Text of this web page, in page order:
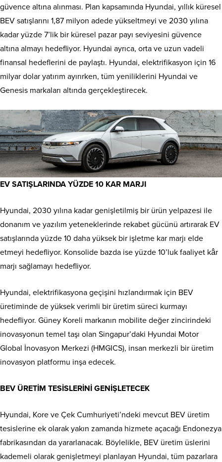
güvence altına alınması. Plan kapsamında Hyundai, yıllık küresel
BEV satışlarını 1,87 milyon adede yükseltmeyi ve 2030 yılına
kadar yüzde 7’lik bir küresel pazar payı seviyesini güvence
altına almayı hedefliyor. Hyundai ayrıca, orta ve uzun vadeli
finansal hedeflerini de paylaştı. Hyundai, elektrifikasyon için 16
milyar dolar yatırım ayırırken, tüm yeniliklerini Hyundai ve
Genesis markaları altında gerçekleştirecek.
EV SATIŞLARINDA YÜZDE 10 KAR MARJI
Hyundai, 2030 yılına kadar genişletilmiş bir ürün yelpazesi ile
donanım ve yazılım yeteneklerinde rekabet gücünü artırarak EV
satışlarında yüzde 10 daha yüksek bir işletme kar marjı elde
etmeyi hedefliyor. Konsolide bazda ise yüzde 10’luk faaliyet kâr
marjı sağlamayı hedefliyor.
Hyundai, elektrifikasyona geçişini hızlandırmak için BEV
üretiminde de yüksek verimli bir üretim süreci kurmayı
hedefliyor. Güney Koreli markanın mobilite değer zincirindeki
inovasyonun temel taşı olan Singapur’daki Hyundai Motor
Global İnovasyon Merkezi (HMGICS), insan merkezli bir üretim
inovasyon platformu inşa edecek.
BEV ÜRETİM TESİSLERİNİ GENİŞLETECEK
Hyundai, Kore ve Çek Cumhuriyeti’ndeki mevcut BEV üretim
tesislerine ek olarak yakın zamanda hizmete açacağı Endonezya
fabrikasından da yararlanacak. Böylelikle, BEV üretim üslerini
kademeli olarak genişletmeyi planlayan Hyundai, tüm pazarlara